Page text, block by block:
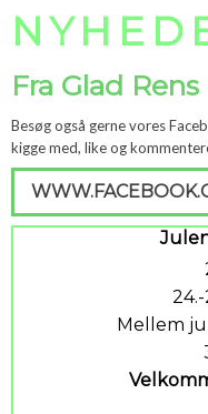
Fra Glad Rens
​Besøg også gerne vores
kigge med, like og
Mellem